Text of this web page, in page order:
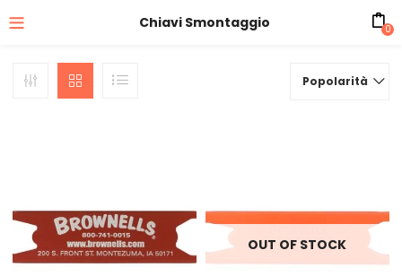
Chiavi Smontaggio 0
Popolarità
OUT OF STOCK